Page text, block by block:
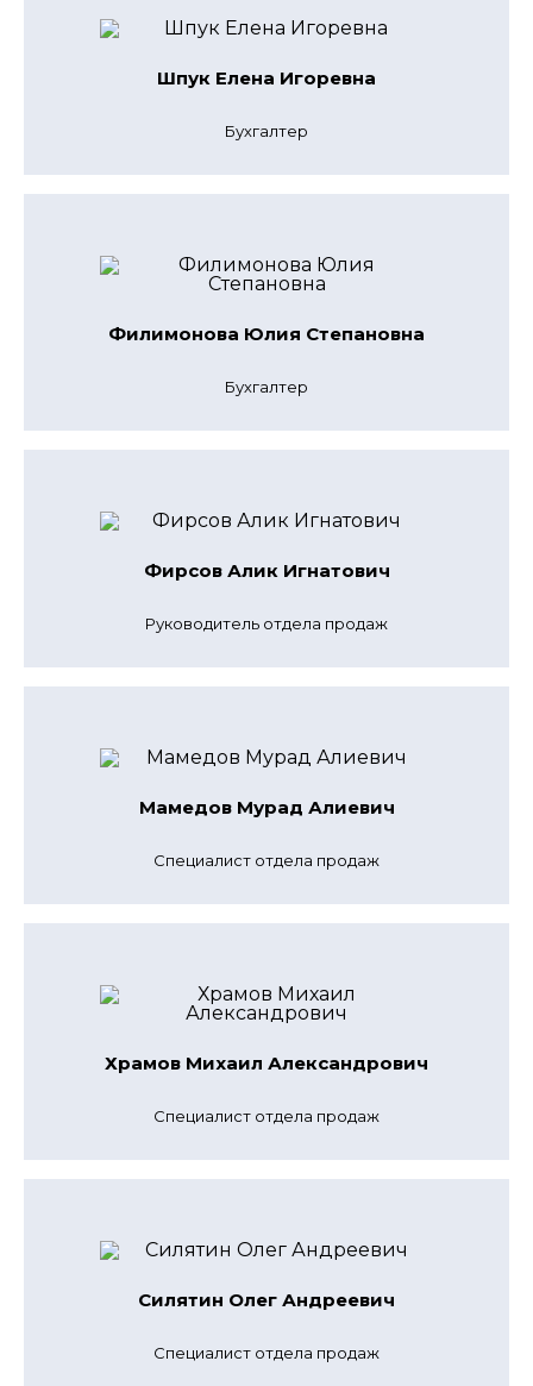
Шпук Елена Игоревна
Бухгалтер
Филимонова Юлия Степановна
Бухгалтер
Фирсов Алик Игнатович
Руководитель отдела продаж
Мамедов Мурад Алиевич
Специалист отдела продаж
Храмов Михаил Александрович
Специалист отдела продаж
Силятин Олег Андреевич
Специалист отдела продаж